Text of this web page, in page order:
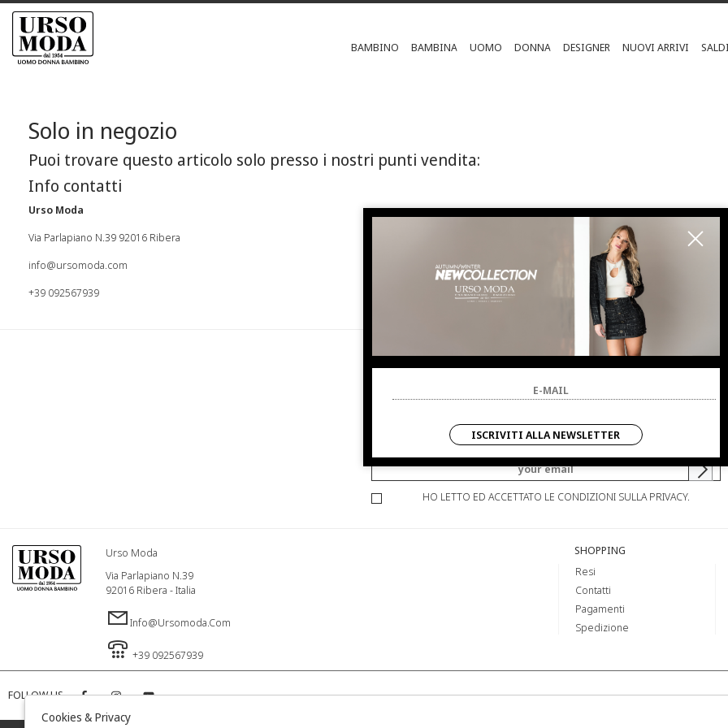
BAMBINO BAMBINA UOMO DONNA DESIGNER NUOVI ARRIVI SALDI
Solo in negozio
Puoi trovare questo articolo solo presso i nostri punti vendita:
Info contatti
Urso Moda
Via Parlapiano N.39 92016 Ribera
info@ursomoda.com
+39 092567939
ISCRIVITI ALLA
NEWSLETTER
SARAI SEMPRE AGGIORNATO SU OFFERTE E PROMOZIONI.
HO LETTO ED ACCETTATO LE CONDIZIONI SULLA PRIVACY.
Urso Moda
Via Parlapiano N.39
92016 Ribera - Italia
Info@ursomoda.com
+39 092567939
SHOPPING
Resi
Contatti
Pagamenti
Spedizione
FOLLOW US
ISCRIVITI ALLA NEWSLETTER
Cookies & Privacy